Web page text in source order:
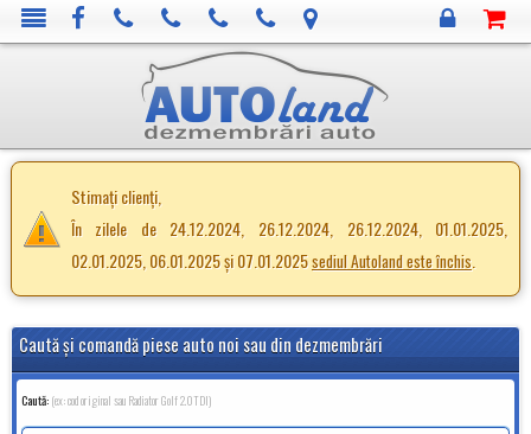
Stimați clienți,
În zilele de 24.12.2024, 26.12.2024, 26.12.2024, 01.01.2025,
02.01.2025, 06.01.2025 și 07.01.2025sediul Autoland este închis.
Caută şi comandă piese auto noi sau din dezmembrări
Caută: (ex: cod original sau Radiator Golf 2.0TDI)